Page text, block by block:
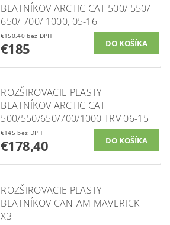
BLATNÍKOV ARCTIC CAT 500/ 550/
650/ 700/ 1000, 05-16
€150,40 bez DPH
€185
ROZŠIROVACIE PLASTY
BLATNÍKOV ARCTIC CAT
500/550/650/700/1000 TRV 06-15
€145 bez DPH
€178,40
ROZŠIROVACIE PLASTY
BLATNÍKOV CAN-AM MAVERICK
X3